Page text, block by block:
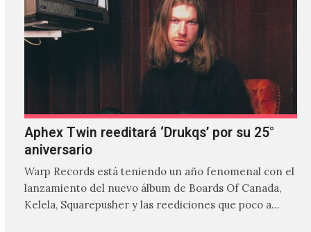
Aphex Twin reeditará ‘Drukqs’ por su 25°
aniversario
Warp Records está teniendo un año fenomenal con el
lanzamiento del nuevo álbum de Boards Of Canada,
Kelela, Squarepusher y las reediciones que poco a…